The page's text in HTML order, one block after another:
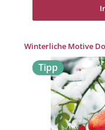
Produktgalerie
Winterliche Motive
Tipp